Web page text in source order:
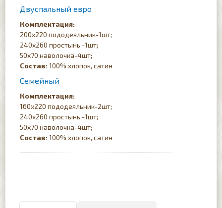
Двуспальный евро
Комплектация:
200х220 пододеяльник-1шт;
240х260 простынь -1шт;
50х70 наволочка-4шт;
Состав: 100% хлопок, сатин
Семейный
Комплектация:
160х220 пододеяльник-2шт;
240х260 простынь -1шт;
50х70 наволочка-4шт;
Состав: 100% хлопок, сатин